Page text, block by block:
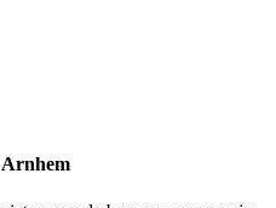
Arnhem